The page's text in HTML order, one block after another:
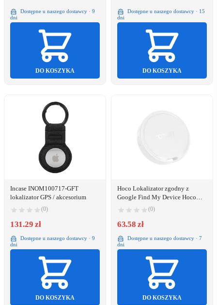
Dostępne u naszego dostawcy · 9
dni
DO KOSZYKA
Dostępne u naszego dostawcy · 15
dni
DO KOSZYKA
Incase INOM100717-GFT
lokalizator GPS / akcesorium
(0)
131.29 zł
Dostępne u naszego dostawcy · 9
dni
DO KOSZYKA
Hoco Lokalizator zgodny z
Google Find My Device Hoco
(0)
63.58 zł
Dostępne u naszego dostawcy · 7
dni
DO KOSZYKA